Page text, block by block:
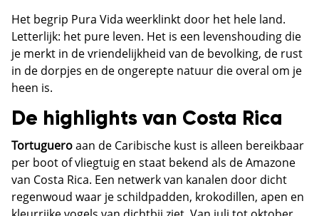
Het begrip Pura Vida weerklinkt door het hele land.
Letterlijk: het pure leven. Het is een levenshouding die
je merkt in de vriendelijkheid van de bevolking, de rust
in de dorpjes en de ongerepte natuur die overal om je
heen is.
De highlights van Costa Rica
Tortugueroaan de Caribische kust is alleen bereikbaar
per boot of vliegtuig en staat bekend als de Amazone
van Costa Rica. Een netwerk van kanalen door dicht
regenwoud waar je schildpadden, krokodillen, apen en